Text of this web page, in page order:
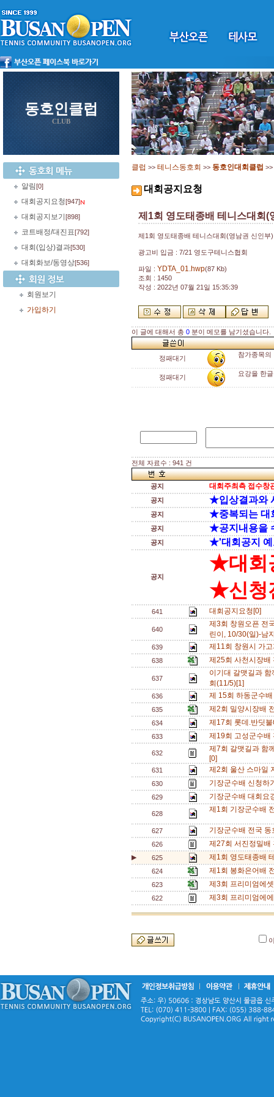
동호인클럽
CLUB
알림[0]
대회공지요청[947]
대회공지보기 [898]
코트배정/대진표[792]
대회(입상)결과[530]
대회화보/동영상[536]
회원보기
가입하기
클럽 >> 테니스동호회 >> 동호인대회클럽 >>
대회공지요청
제1회 영도태종배 테니스대회(
제1회 영도태종배 테니스대회(영남권 신인
광고비 입금 : 7/21 영도구테니스협회
파일 : YDTA_01.hwp(87 Kb)
조회 : 1450
작성 : 2022년 07월 21일 15:35:39
이 글에 대해서 총 0 분이 메모를 남기셨습니다.
정패대기 참가종목의
정패대기 요강을 한
전체 자료수 : 941 건
공지 대회주최측 접수창
공지 ★입상결과와
공지 ★중복되는 대
공지 ★공지내용을
공지 ★'대회공지 예
공지
★대회
★신청
641 대회공지요청[0]
640
제3회 창원오픈 전
린이, 10/30(일)-남
639 제11회 창원시 가
638 제25회 사천시장
637
이기대 갈맷길과
회(11/5)[1]
636 제 15회 하동군수
635 제2회 밀양시장배
634 제17회 롯데.반딧
633 제19회 고성군수
632
제7회 갈맷길과 함
[0]
631 제2회 울산 스마일
630 기장군수배 신청
629 기장군수배 대회
628 제1회 기장군수배
627 기장군수배 전국
626 제27회 서진정밀
▶ 625 제1회 영도태종배
624 제1회 봉화은어배
623 제3회 프리미엄에
622 제3회 프리미엄에